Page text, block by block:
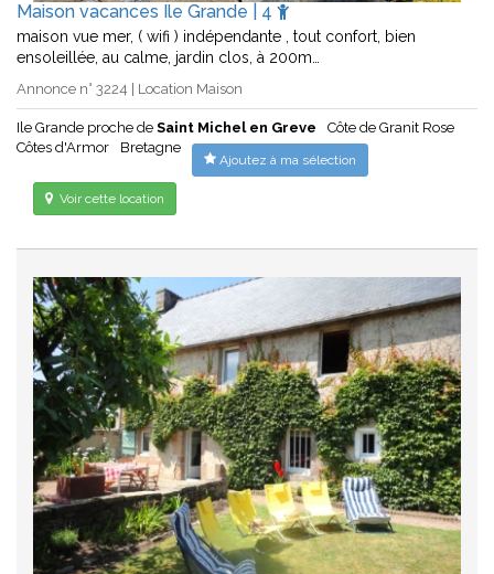
Maison vacances Ile Grande | 4
maison vue mer, ( wifi ) indépendante , tout confort, bien
ensoleillée, au calme, jardin clos, à 200m…
Annonce n° 3224 | Location Maison
Ile Grande proche de Saint Michel en Greve
Côte de Granit Rose
Côtes d'Armor
Bretagne
Ajoutez à ma sélection
Voir cette location